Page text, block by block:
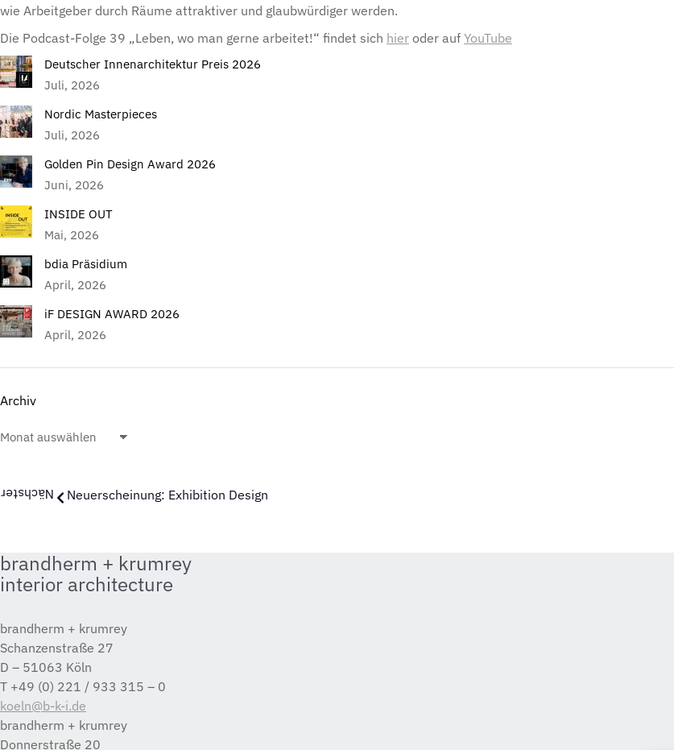
wie Arbeitgeber durch Räume attraktiver und glaubwürdiger werden.
Die Podcast-Folge 39 „Leben, wo man gerne arbeitet!“ findet sich hier oder auf YouTube
Deutscher Innenarchitektur Preis 2026
Juli, 2026
Nordic Masterpieces
Juli, 2026
Golden Pin Design Award 2026
Juni, 2026
INSIDE OUT
Mai, 2026
bdia Präsidium
April, 2026
iF DESIGN AWARD 2026
April, 2026
Archiv
Neuerscheinung: Exhibition Design
Nächster
brandherm + krumrey
interior architecture
brandherm + krumrey
Schanzenstraße 27
D – 51063 Köln
T +49 (0) 221 / 933 315 – 0
koeln@b-k-i.de
brandherm + krumrey
Donnerstraße 20